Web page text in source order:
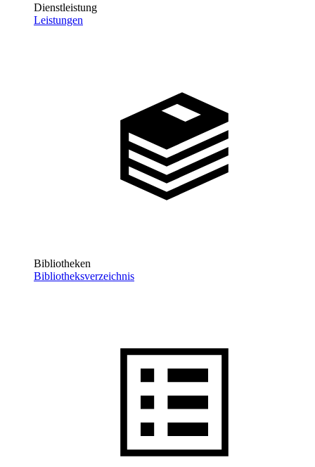
Dienstleistung
Leistungen
Bibliotheken
Bibliotheksverzeichnis